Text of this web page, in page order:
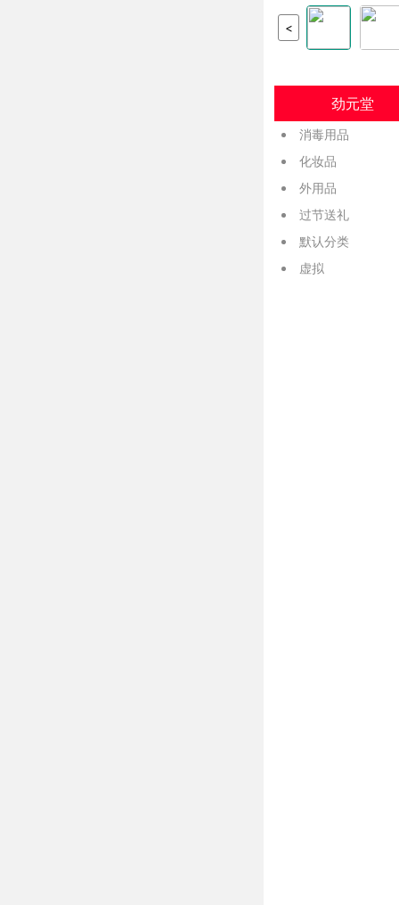
<
劲元堂
消毒用品
化妆品
外用品
过节送礼
默认分类
虚拟